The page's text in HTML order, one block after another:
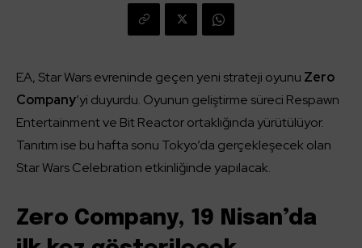
EA, Star Wars evreninde geçen yeni strateji oyunu Zero
Company’yi duyurdu. Oyunun geliştirme süreci Respawn
Entertainment ve Bit Reactor ortaklığında yürütülüyor.
Tanıtım ise bu hafta sonu Tokyo’da gerçekleşecek olan
Star Wars Celebration etkinliğinde yapılacak.
Zero Company, 19 Nisan’da